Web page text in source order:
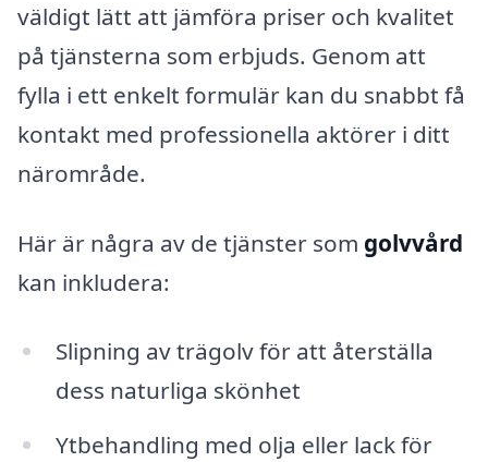
väldigt lätt att jämföra priser och kvalitet
på tjänsterna som erbjuds. Genom att
fylla i ett enkelt formulär kan du snabbt få
kontakt med professionella aktörer i ditt
närområde.
Här är några av de tjänster som golvvård
kan inkludera:
Slipning av trägolv för att återställa
dess naturliga skönhet
Ytbehandling med olja eller lack för